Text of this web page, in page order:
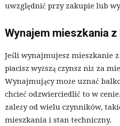
uwzględnić przy zakupie lub
Wynajem mieszkania
Jeśli wynajmujesz mieszkanie
płacisz wyższą czynsz niż za
Wynajmujący może uznać
chcieć odzwierciedlić to w
zależy od wielu czynników,
mieszkania i stan techniczny.